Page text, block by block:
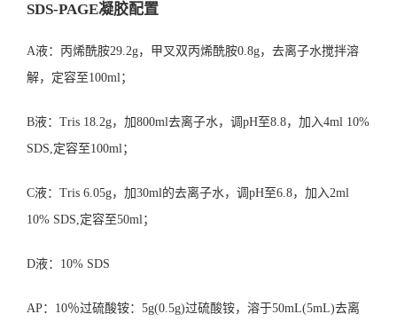
SDS-PAGE凝胶配置
A液：丙烯酰胺29.2g，甲叉双丙烯酰胺0.8g，去离子水搅拌溶
解，定容至100ml；
B液：Tris 18.2g，加800ml去离子水，调pH至8.8，加入4ml 10%
SDS,定容至100ml；
C液：Tris 6.05g，加30ml的去离子水，调pH至6.8，加入2ml
10% SDS,定容至50ml；
D液：10% SDS
AP：10％过硫酸铵：5g(0.5g)过硫酸铵，溶于50mL(5mL)去离